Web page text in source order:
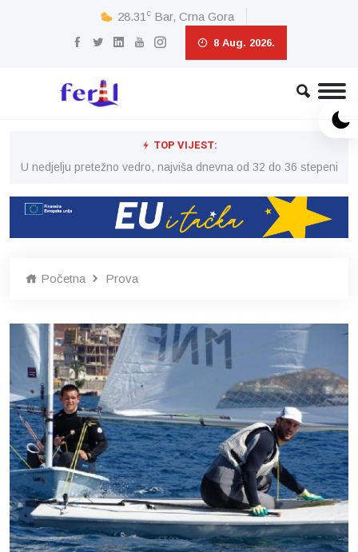
28.31 c Bar, Crna Gora
8 Aug. 2026.
TOP VIJEST:
U nedjelju pretežno vedro, najviša dnevna od 32 do 36 stepeni
Početna Prova